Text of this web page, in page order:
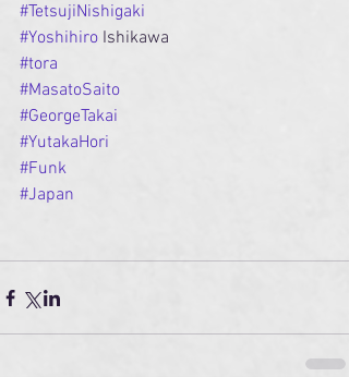
#TetsujiNishigaki
#Yoshihiro Ishikawa
#tora
#MasatoSaito
#GeorgeTakai
#YutakaHori
#Funk
#Japan